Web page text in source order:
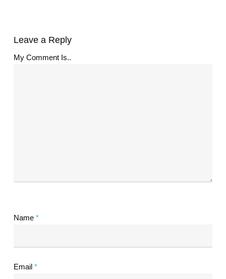
Leave a Reply
My Comment Is..
Name *
Email *